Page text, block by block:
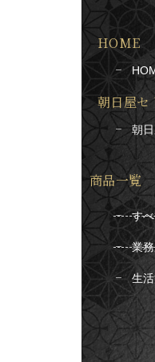
HOME
朝日屋セ
朝
商品一覧
す
業
生